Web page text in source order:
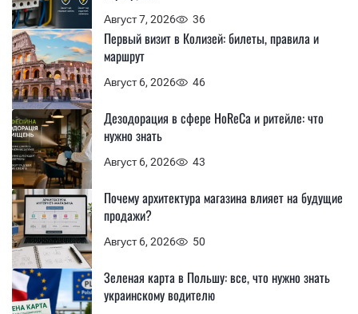
Август 7, 2026 36
Август 6, 2026 46
Первый визит в Колизей: билеты, правила и
маршрут
Август 6, 2026 43
Дезодорация в сфере HoReCa и ритейле: что
нужно знать
Август 6, 2026 50
Почему архитектура магазина влияет на будущие
продажи?
Зеленая карта в Польшу: все, что нужно знать
украинскому водителю